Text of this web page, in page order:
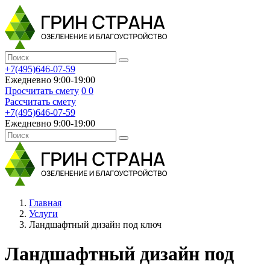
+7(495)646-07-59
Ежедневно 9:00-19:00
Просчитать смету 0 0
Рассчитать смету
+7(495)646-07-59
Ежедневно 9:00-19:00
Главная
Услуги
Ландшафтный дизайн под ключ
Ландшафтный дизайн под